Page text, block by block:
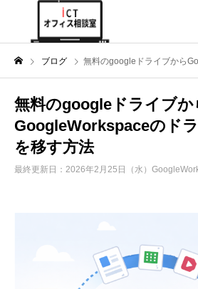
ブログ 無料のgoogleドライブから
無料のgoogleドライブか
GoogleWorkspaceのド
を移す方法
最終更新日：2026年2月25日（水）